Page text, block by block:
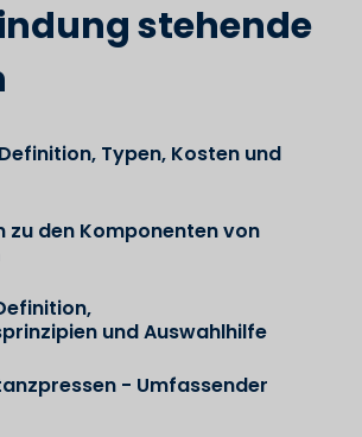
stehende
Typen, Kosten und
zu den Komponenten von
und Auswahlhilfe
- Umfassender